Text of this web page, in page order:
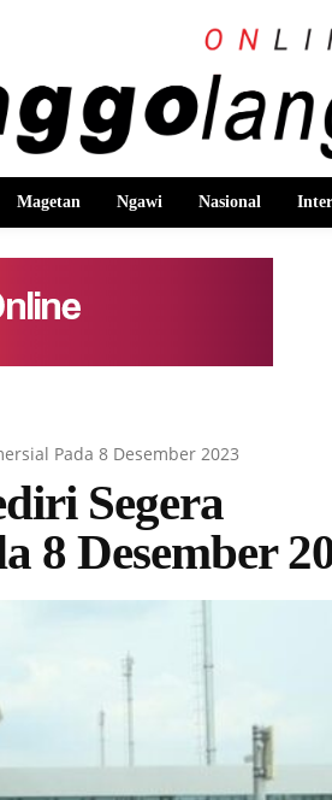
Magetan Ngawi Nasional
Pada 8 Desember 2023
Segera
8 Desember